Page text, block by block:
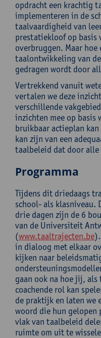
opdracht een krachtig
implementeren in de
taalvaardigheid van
prestatiekloof op basis
overbruggen. Maar
taalontwikkeling van
gedragen wordt door
Vertrekkend vanuit
vertalen we deze
verschillende
inzichten mee op basis
bruikbaar actieplan
kan zijn van een
taalbeleid dat door alle
Programma
Tijdens dit driedaags
school- als klasniveau.
drie dagen zijn de 6
van de Universiteit
(www.taaltrajecten.be
in dialoog met elkaar
kijken naar
gaan ook na hoe jij,
coachende rol kan
de praktijk en laten we
woord die hun gelopen
vlak van taalbeleid
ruimte om uit te